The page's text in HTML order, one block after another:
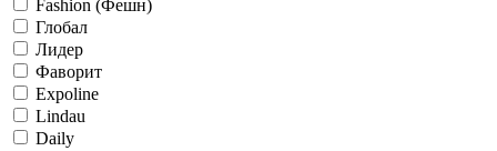
Fashion (Фешн)
Глобал
Лидер
Фаворит
Expoline
Lindau
Daily